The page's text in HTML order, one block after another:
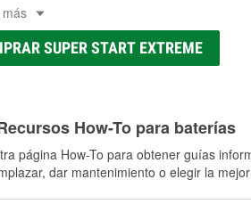
SUPER START EXTREME
How-To para baterías
página How-To para obtener guías
dar mantenimiento o elegir la